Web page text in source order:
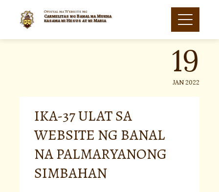
content
Opisyal na Website ng
Carmelitas ng Banal na Mukha
kasama ni Hesus at ni Maria 19
JAN 2022
IKA-37 ULAT SA
WEBSITE NG BANAL
NA PALMARYANONG
SIMBAHAN